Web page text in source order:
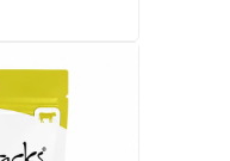
visā Latvijā!